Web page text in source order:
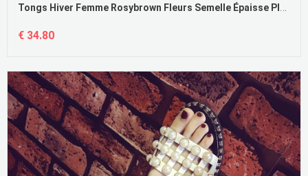
Tongs Hiver Femme Rosybrown Fleurs Semelle Épaisse Plage Mesh Outwear
€ 34.80